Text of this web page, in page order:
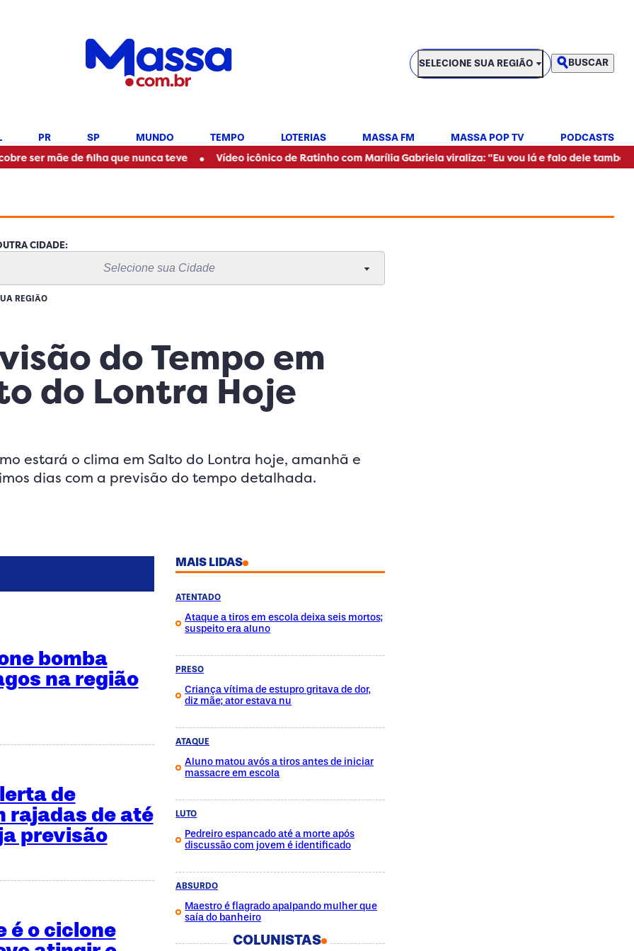
SELECIONE SUA REGIÃO
SELECIONE SUA REGIÃO BUSCAR
PR SP MUNDO TEMPO LOTERIAS MASSA FM MASSA POP TV PODCASTS
de filha que nunca teve • Vídeo icônico de Ratinho com Marília Gabriela viraliza: "Eu vou lá e falo dele também" •
18° 16°
CIDADE:
Selecione sua Cidade
REGIÃO
do Tempo em
do Lontra Hoje
estará o clima em Salto do Lontra hoje, amanhã e
dias com a previsão do tempo detalhada.
bomba
na região
de
rajadas de até
previsão
é o ciclone
MAIS LIDAS
ATENTADO
Ataque a tiros em escola deixa seis mortos;
suspeito era aluno
PRESO
Criança vítima de estupro gritava de dor,
diz mãe; ator estava nu
ATAQUE
Aluno matou avós a tiros antes de iniciar
massacre em escola
LUTO
Pedreiro espancado até a morte após
discussão com jovem é identificado
ABSURDO
Maestro é flagrado apalpando mulher que
saía do banheiro
COLUNISTAS